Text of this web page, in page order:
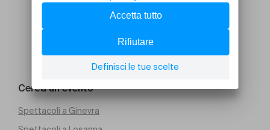
Cerca un evento
Spettacoli a Ginevra